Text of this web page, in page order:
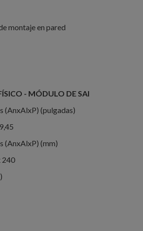
montaje en pared
- MÓDULO DE SAI
(AnxAlxP) (pulgadas)
(AnxAlxP) (mm)
240